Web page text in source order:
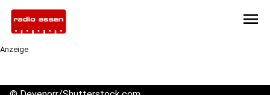
menu
Anzeige